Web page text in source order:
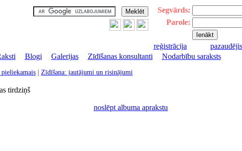
Segvārds:
Parole:
reģistrācija
Blogi Galerijas| Zīdīšanas konsultanti Nodarbību saraksts
pieliekamais Zīdīšana: jautājumi un risinājumi
tirdziņš
noslēpt albuma aprakstu